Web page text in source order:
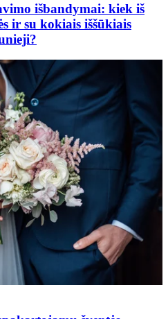
išbandymai: kiek iš
ir su kokiais iššūkiais